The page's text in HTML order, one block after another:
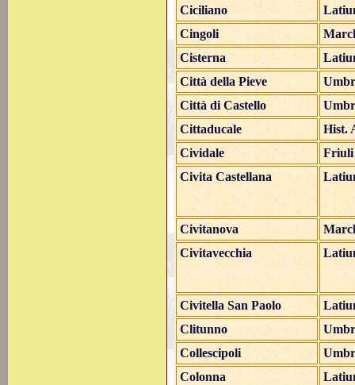
Ciciliano
Cingoli
Cisterna
Città della Pieve
Città di Castello
Cittaducale
Hist.
Cividale
Friuli
Civita Castellana
Civitanova
Civitavecchia
Civitella San Paolo
Clitunno
Collescipoli
Colonna